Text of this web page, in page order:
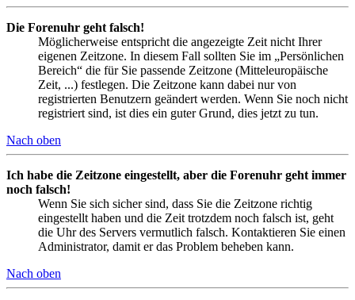
Die Forenuhr geht falsch!
Möglicherweise entspricht die angezeigte Zeit nicht Ihrer
eigenen Zeitzone. In diesem Fall sollten Sie im „Persönlichen
Bereich“ die für Sie passende Zeitzone (Mitteleuropäische
Zeit, ...) festlegen. Die Zeitzone kann dabei nur von
registrierten Benutzern geändert werden. Wenn Sie noch nicht
registriert sind, ist dies ein guter Grund, dies jetzt zu tun.
Nach oben
Ich habe die Zeitzone eingestellt, aber die Forenuhr geht immer
noch falsch!
Wenn Sie sich sicher sind, dass Sie die Zeitzone richtig
eingestellt haben und die Zeit trotzdem noch falsch ist, geht
die Uhr des Servers vermutlich falsch. Kontaktieren Sie einen
Administrator, damit er das Problem beheben kann.
Nach oben